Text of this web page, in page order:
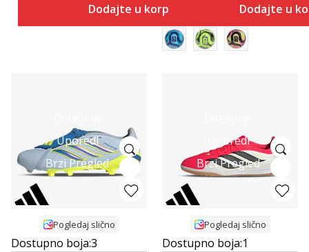
Dodajte u korpu Dodajte u
Uporedi
Brzi Pregled
Pogledaj slično
Dostupno boja:3
Uporedi
Brzi Pregled
Pogledaj slično
Dostupno boja:1